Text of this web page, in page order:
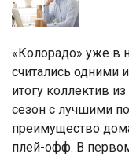
«Колорадо» уже в
считались одними
итогу коллектив
сезон с лучшими
преимущество
плей-офф. В